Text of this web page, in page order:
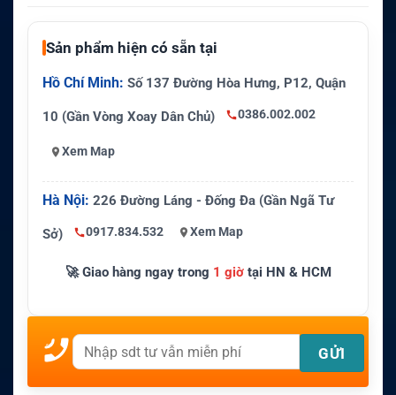
Sản phẩm hiện có sẵn tại
Hồ Chí Minh: Số 137 Đường Hòa Hưng, P12, Quận
10 (Gần Vòng Xoay Dân Chủ) 0386.002.002
Xem Map
Hà Nội: 226 Đường Láng - Đống Đa (Gần Ngã Tư
Sở) 0917.834.532 Xem Map
🚀 Giao hàng ngay trong 1 giờtại HN & HCM